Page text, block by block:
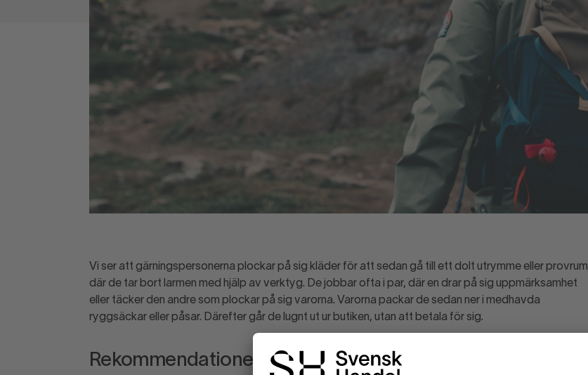
Vi ser att gärningspersonerna plockar på sig kläder för att sedan gå till ett dolt utrymme eller provrum
där de tar bort larmen med hjälp av verktyg. De jobbar ofta i par, där en drar på sig uppmärksamhet
eller täcker den andre som plockar på sig varorna. Varorna packar de sedan ner i medhavda
ryggsäckar eller påsar. Därefter går de lugnt ut ur butiken, utan att betala för sig.
Rekommendationer